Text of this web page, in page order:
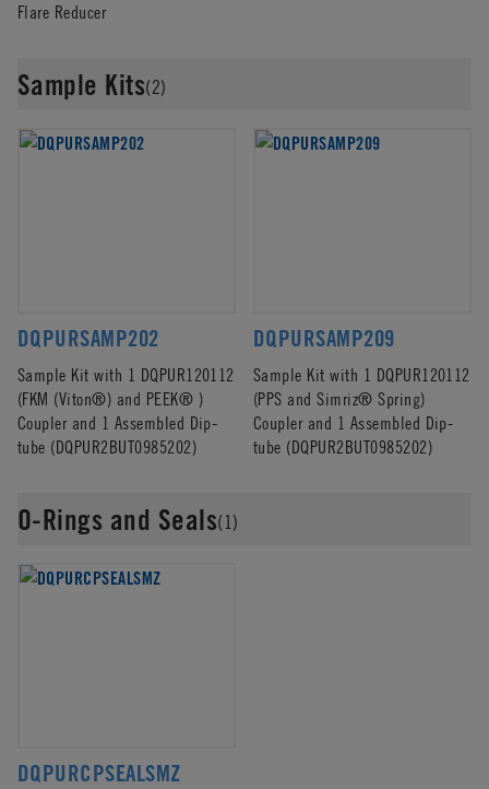
Flare Reducer
Sample Kits(2)
DQPURSAMP202
Sample Kit with 1 DQPUR120112
(FKM (Viton®) and PEEK® )
Coupler and 1 Assembled Dip-
tube (DQPUR2BUT0985202)
DQPURSAMP209
Sample Kit with 1 DQPUR120112
(PPS and Simriz® Spring)
Coupler and 1 Assembled Dip-
tube (DQPUR2BUT0985202)
O-Rings and Seals(1)
DQPURCPSEALSMZ